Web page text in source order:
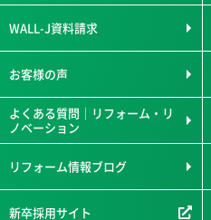
WALL-J資料請求
お客様の声
よくある質問｜リフォーム・リ
ノベーション
リフォーム情報ブログ
新卒採用サイト